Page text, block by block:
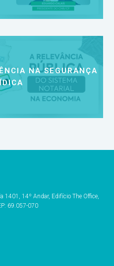
NA SEGURANÇA
1401, 14º Andar, Edifício The Office,
69.057-070